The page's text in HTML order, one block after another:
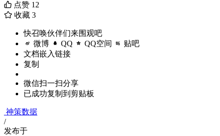
点赞 12
收藏 3
快召唤伙伴们来围观吧
微博 QQ QQ空间 贴吧
文档嵌入链接
复制
微信扫一扫分享
已成功复制到剪贴板
神策数据
/
发布于